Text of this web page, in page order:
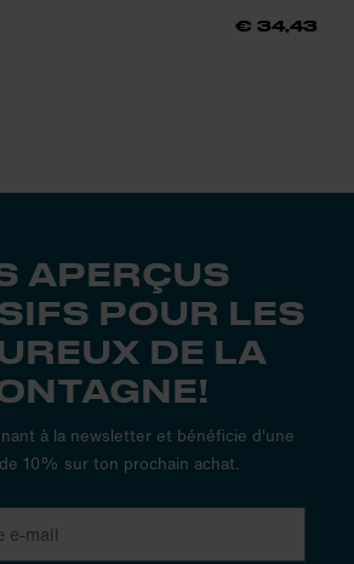
€ 34,43
APERÇUS
POUR LES
DE LA
à la newsletter et bénéficie d'une
10% sur ton prochain achat.